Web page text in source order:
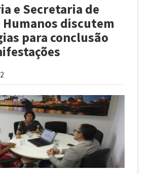
e Secretaria de
discutem
para conclusão